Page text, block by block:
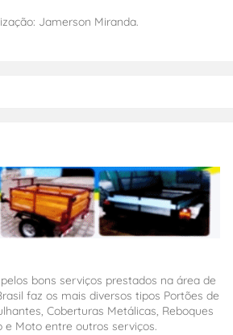
Jamerson Miranda.
bons serviços prestados na área de
faz os mais diversos tipos Portões de
Coberturas Metálicas, Reboques
e Moto entre outros serviços.